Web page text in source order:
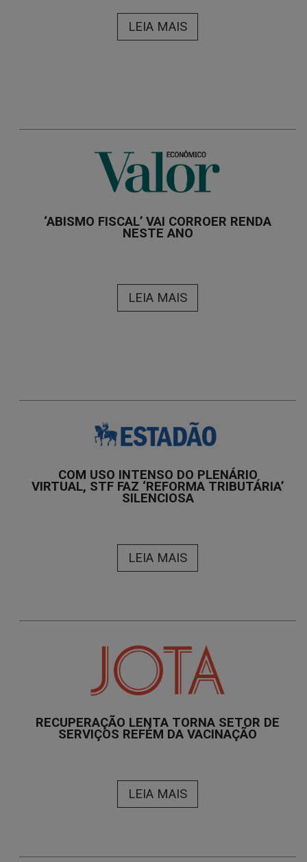
LEIA MAIS
‘ABISMO FISCAL’ VAI CORROER RENDA
NESTE ANO
LEIA MAIS
COM USO INTENSO DO PLENÁRIO
VIRTUAL, STF FAZ ‘REFORMA TRIBUTÁRIA’
SILENCIOSA
LEIA MAIS
RECUPERAÇÃO LENTA TORNA SETOR DE
SERVIÇOS REFÉM DA VACINAÇÃO
LEIA MAIS